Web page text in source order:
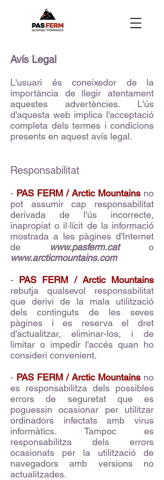
Avís Legal
L'usuari és coneixedor de la
importància de llegir atentament
aquestes advertències. L'ús
d'aquesta web implica l'acceptació
completa dels termes i condicions
presents en aquest avís legal.
Responsabilitat
- PAS FERM / Arctic Mountains no
pot assumir cap responsabilitat
derivada de l'ús incorrecte,
inapropiat o il·lícit de la informació
mostrada a les pàgines d'Internet
de www.pasferm.cato
www.arcticmountains.com
- PAS FERM / Arctic Mountains
rebutja qualsevol responsabilitat
que derivi de la mala utilització
dels continguts de les seves
pàgines i es reserva el dret
d'actualitzar, eliminar-los, i de
limitar o impedir l'accés quan ho
consideri convenient.
- PAS FERM / Arctic Mountains no
es responsabilitza dels possibles
errors de seguretat que es
poguessin ocasionar per utilitzar
ordinadors infectats amb virus
informàtics. Tampoc es
responsabilitza dels errors
ocasionats per la utilització de
navegadors amb versions no
actualitzades.